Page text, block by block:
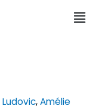
Ludovic,Amélie